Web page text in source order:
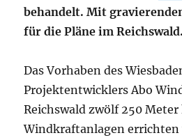
behandelt. Mit
für die Pläne im Reichswald.
Das Vorhaben des
Projektentwicklers Abo
Reichswald zwölf 250 Meter
Windkraftanlagen errichten